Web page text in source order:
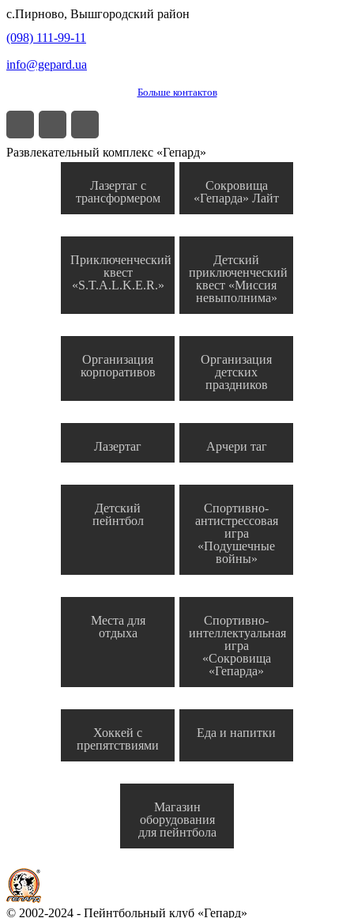
с.Пирново, Вышгородский район
(098) 111-99-11
info@gepard.ua
Больше контактов
Развлекательный комплекс «Гепард»
Лазертаг с
трансформером
Сокровища
«Гепарда» Лайт
Приключенческий
квест
«S.T.A.L.K.E.R.»
Детский
приключенческий
квест «Миссия
невыполнима»
Организация
корпоративов
Организация
детских
праздников
Лазертаг Арчери таг
Детский
пейнтбол
Спортивно-
антистрессовая
игра
«Подушечные
войны»
Места для
отдыха
Спортивно-
интеллектуальная
игра
«Сокровища
«Гепарда»
Хоккей с
препятствиями
Еда и напитки
Магазин
оборудования
для пейнтбола
© 2002-2024 - Пейнтбольный клуб «Гепард»